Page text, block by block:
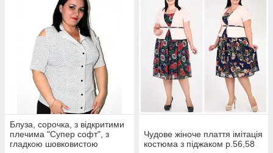
Блуза, сорочка, з відкритими
плечима "Супер софт", з
гладкою шовковистою
Чудове жіноче плаття імітація
костюма з піджаком р.56,58